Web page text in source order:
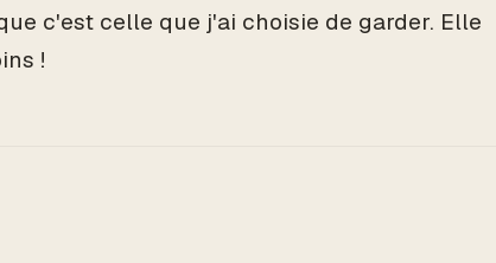
c'est celle que j'ai choisie de garder. Elle
!